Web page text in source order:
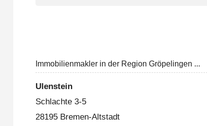
Immobilienmakler in der Region Gröpelingen ...
Ulenstein
Schlachte 3-5
28195 Bremen-Altstadt